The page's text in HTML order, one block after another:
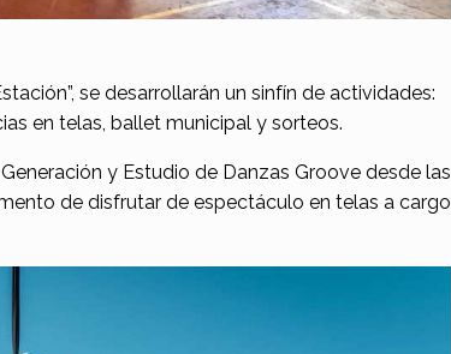
se desarrollarán un sinfín de actividades:
en telas, ballet municipal y sorteos.
y Estudio de Danzas Groove desde las
de disfrutar de espectáculo en telas a cargo